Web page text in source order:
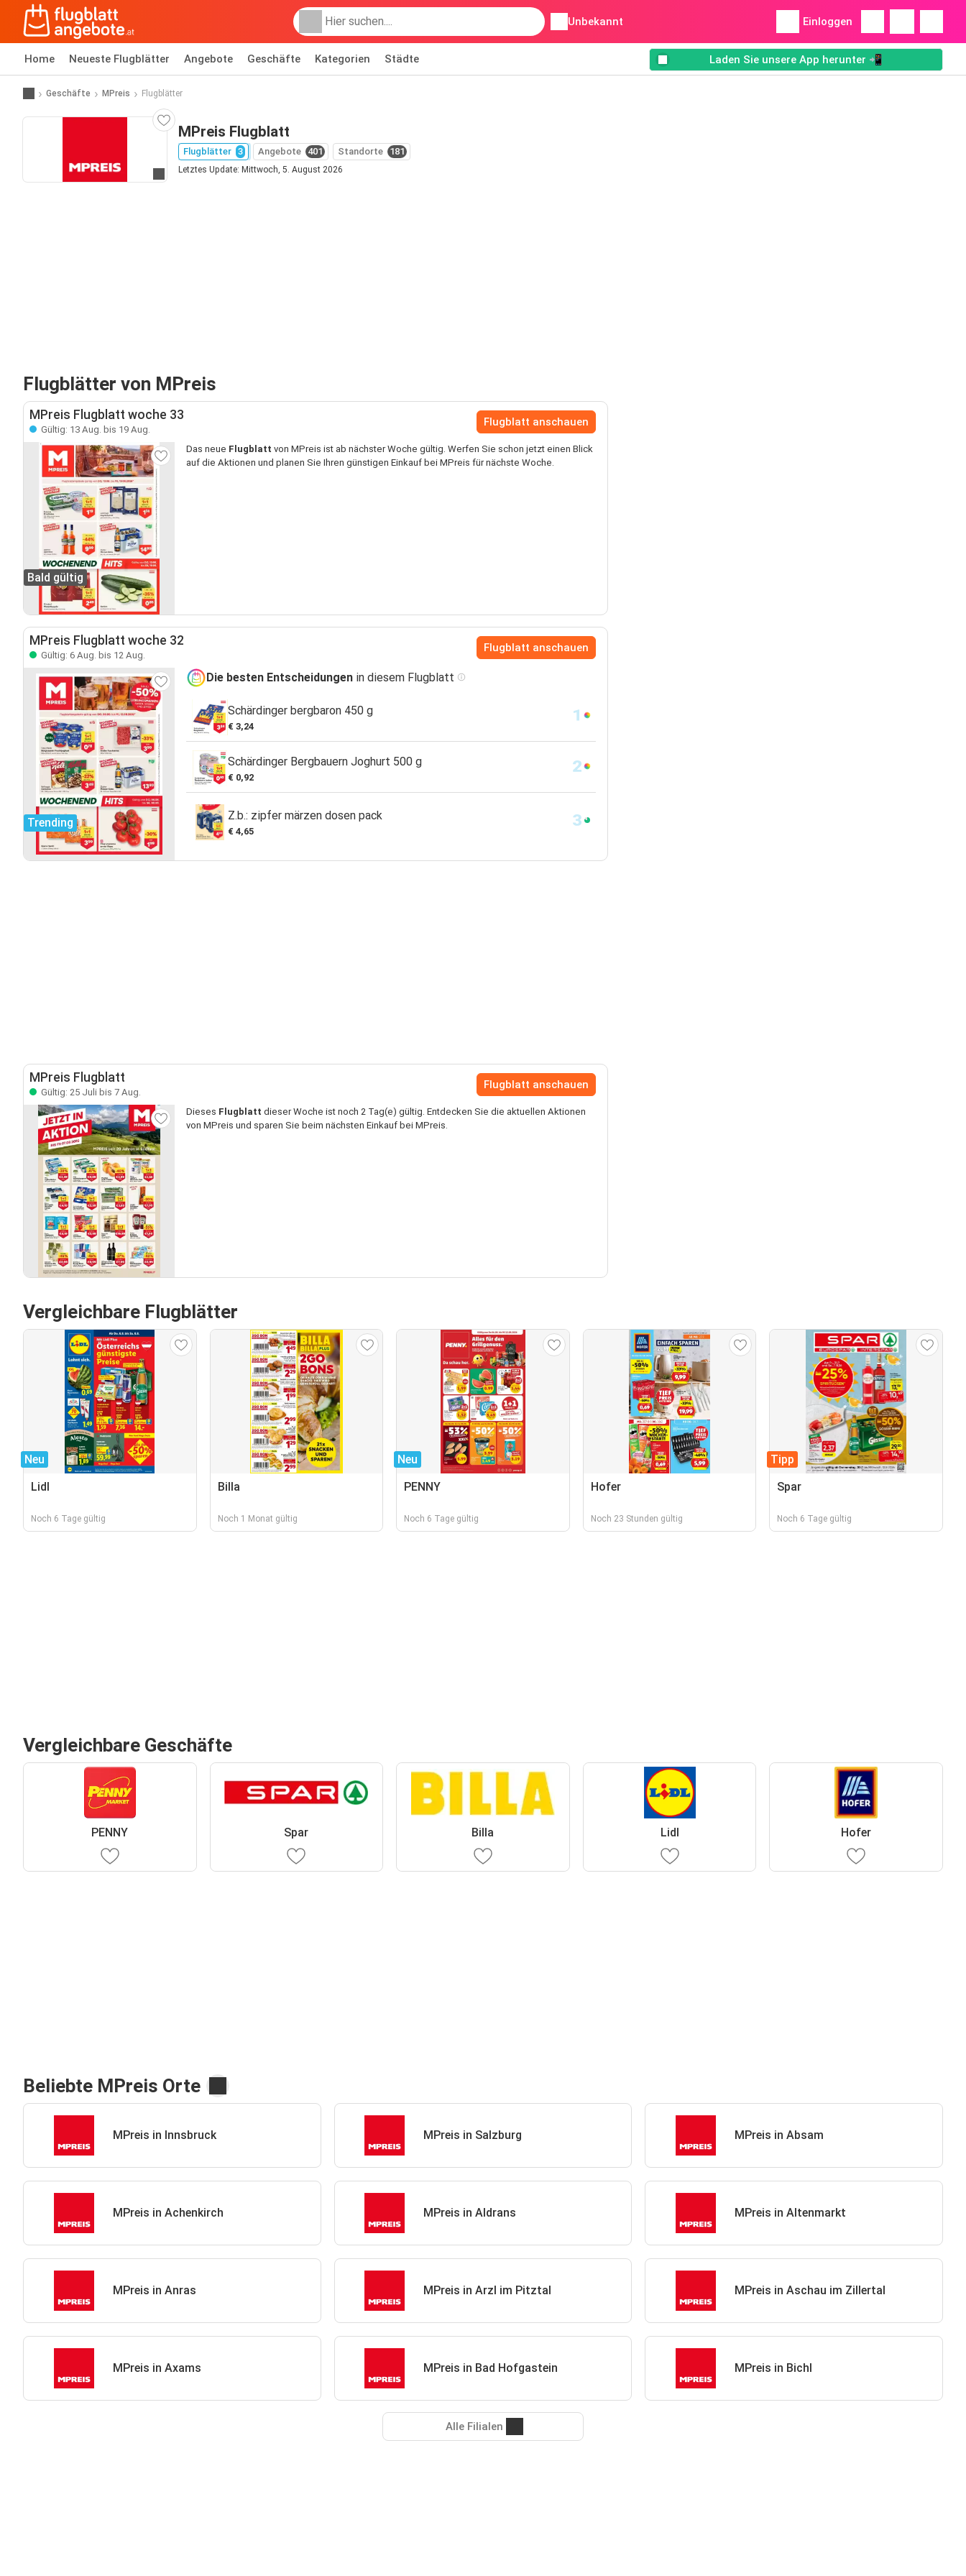
Unbekannt Einloggen
Home Neueste Flugblätter Angebote Geschäfte Kategorien Städte Laden Sie unsere App herunter 📲
Geschäfte MPreis Flugblätter
Zur Website
MPreis Flugblatt
Flugblätter 3 Angebote 401 Standorte 181
Letztes Update: Mittwoch, 5. August 2026
Flugblätter von MPreis
MPreis Flugblatt woche 33
Gültig: 13 Aug. bis 19 Aug.
Flugblatt anschauen
Bald gültig
Das neue Flugblatt von MPreis ist ab nächster Woche gültig. Werfen Sie schon jetzt einen Blick
auf die Aktionen und planen Sie Ihren günstigen Einkauf bei MPreis für nächste Woche.
MPreis Flugblatt woche 32
Gültig: 6 Aug. bis 12 Aug.
Flugblatt anschauen
Trending
Die besten Entscheidungen in diesem Flugblatt
Schärdinger bergbaron 450 g
€ 3,24
Schärdinger Bergbauern Joghurt 500 g
€ 0,92
Z.b.: zipfer märzen dosen pack
€ 4,65
MPreis Flugblatt
Gültig: 25 Juli bis 7 Aug.
Flugblatt anschauen
Dieses Flugblatt dieser Woche ist noch 2 Tag(e) gültig. Entdecken Sie die aktuellen Aktionen
von MPreis und sparen Sie beim nächsten Einkauf bei MPreis.
Vergleichbare Flugblätter
Neu
Lidl
Noch 6 Tage gültig
Billa
Noch 1 Monat gültig
Neu
PENNY
Noch 6 Tage gültig
Hofer
Noch 23 Stunden gültig
Tipp
Spar
Noch 6 Tage gültig
Vergleichbare Geschäfte
PENNY Spar Billa Lidl Hofer
Beliebte MPreis Orte
MPreis in Innsbruck MPreis in Salzburg MPreis in Absam
MPreis in Achenkirch MPreis in Aldrans MPreis in Altenmarkt
MPreis in Anras MPreis in Arzl im Pitztal MPreis in Aschau im Zillertal
MPreis in Axams MPreis in Bad Hofgastein MPreis in Bichl
Alle Filialen